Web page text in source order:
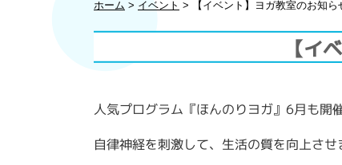
ホーム > イベント > 【イベント】ヨガ教室のお知ら
【イ
人気プログラム『ほんのりヨガ』6月も開
自律神経を刺激して、生活の質を向上させ